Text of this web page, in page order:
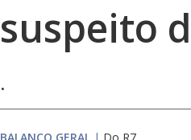
suspeito
.